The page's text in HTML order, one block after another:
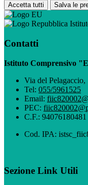
Accetta tutti Salva le
Contatti
Istituto Comprensivo
Via del
Tel: 055/5961525
Email:
PEC:
C.F.: 94076180481
Cod. IPA:
Sezione Link Utili